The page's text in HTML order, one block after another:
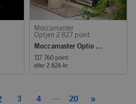
Moccamaster
Optjen 2 827 point
Moccamaster Optio Polished Silver
117 760 point
eller 2 826 kr
3 4 ⋯ 20 »